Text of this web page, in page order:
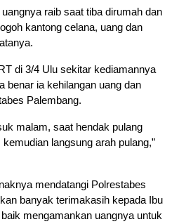
raib saat tiba dirumah dan
kantong celana, uang dan
di 3/4 Ulu sekitar kediamannya
benar ia kehilangan uang dan
Palembang.
malam, saat hendak pulang
langsung arah pulang,”
mendatangi Polrestabes
banyak terimakasih kepada Ibu
mengamankan uangnya untuk